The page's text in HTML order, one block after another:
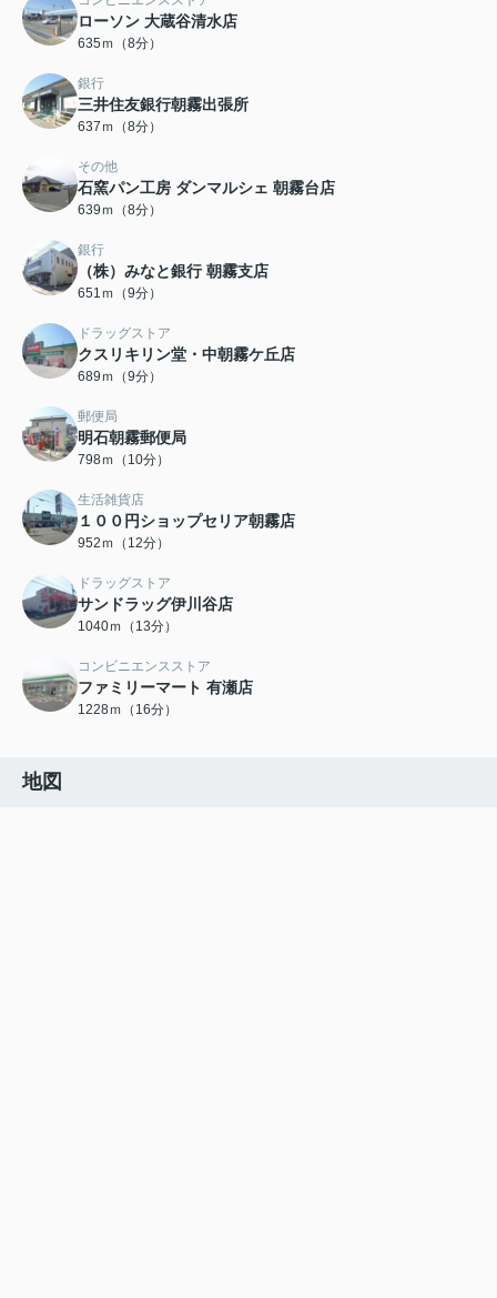
ローソン 大蔵谷清水店
635ｍ（8分）
銀行
三井住友銀行朝霧出張所
637ｍ（8分）
その他
石窯パン工房 ダンマルシェ 朝霧台店
639ｍ（8分）
銀行
（株）みなと銀行 朝霧支店
651ｍ（9分）
ドラッグストア
クスリキリン堂・中朝霧ケ丘店
689ｍ（9分）
郵便局
明石朝霧郵便局
798ｍ（10分）
生活雑貨店
１００円ショップセリア朝霧店
952ｍ（12分）
ドラッグストア
サンドラッグ伊川谷店
1040ｍ（13分）
コンビニエンスストア
ファミリーマート 有瀬店
1228ｍ（16分）
地図